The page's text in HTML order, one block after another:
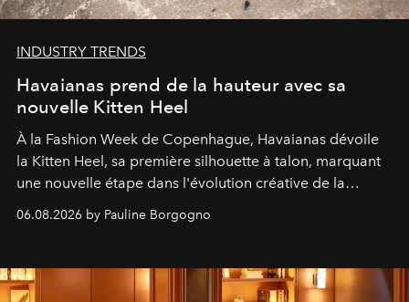
INDUSTRY TRENDS
Havaianas prend de la hauteur avec sa
nouvelle Kitten Heel
À la Fashion Week de Copenhague, Havaianas dévoile
la Kitten Heel, sa première silhouette à talon, marquant
une nouvelle étape dans l'évolution créative de la
06.08.2026 by Pauline Borgogno